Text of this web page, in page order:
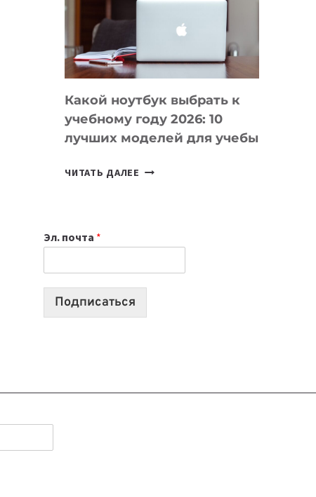
СОЗДАВАТЬ
БЕЗ
КОДА
Какой ноутбук выбрать к
учебному году 2026: 10
лучших моделей для учебы
ЧИТАТЬ ДАЛЕЕ КАКОЙ
2026:
10
Эл. почта *
Подписаться